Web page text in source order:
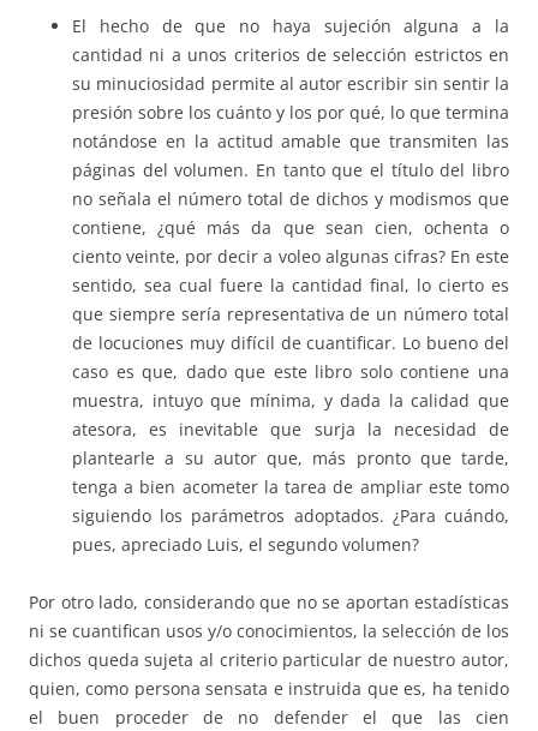
El hecho de que no haya sujeción alguna a la
cantidad ni a unos criterios de selección estrictos en
su minuciosidad permite al autor escribir sin sentir la
presión sobre los cuánto y los por qué, lo que termina
notándose en la actitud amable que transmiten las
páginas del volumen. En tanto que el título del libro
no señala el número total de dichos y modismos que
contiene, ¿qué más da que sean cien, ochenta o
ciento veinte, por decir a voleo algunas cifras? En este
sentido, sea cual fuere la cantidad final, lo cierto es
que siempre sería representativa de un número total
de locuciones muy difícil de cuantificar. Lo bueno del
caso es que, dado que este libro solo contiene una
muestra, intuyo que mínima, y dada la calidad que
atesora, es inevitable que surja la necesidad de
plantearle a su autor que, más pronto que tarde,
tenga a bien acometer la tarea de ampliar este tomo
siguiendo los parámetros adoptados. ¿Para cuándo,
pues, apreciado Luis, el segundo volumen?
Por otro lado, considerando que no se aportan estadísticas
ni se cuantifican usos y/o conocimientos, la selección de los
dichos queda sujeta al criterio particular de nuestro autor,
quien, como persona sensata e instruida que es, ha tenido
el buen proceder de no defender el que las cien